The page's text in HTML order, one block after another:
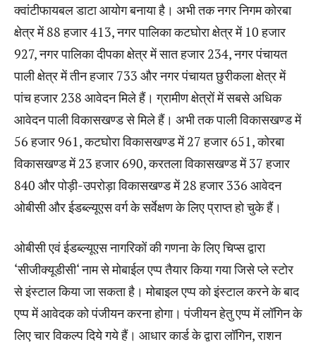
क्वांटीफायबल डाटा आयोग बनाया है। अभी तक नगर निगम कोरबा
क्षेत्र में 88 हजार 413, नगर पालिका कटघोरा क्षेत्र में 10 हजार
927, नगर पालिका दीपका क्षेत्र में सात हजार 234, नगर पंचायत
पाली क्षेत्र में तीन हजार 733 और नगर पंचायत छुरीकला क्षेत्र में
पांच हजार 238 आवेदन मिले हैं। ग्रामीण क्षेत्रों में सबसे अधिक
आवेदन पाली विकासखण्ड से मिले हैं। अभी तक पाली विकासखण्ड में
56 हजार 961, कटघोरा विकासखण्ड में 27 हजार 651, कोरबा
विकासखण्ड में 23 हजार 690, करतला विकासखण्ड में 37 हजार
840 और पोड़ी-उपरोड़ा विकासखण्ड में 28 हजार 336 आवेदन
ओबीसी और ईडब्ल्यूएस वर्ग के सर्वेक्षण के लिए प्राप्त हो चुके हैं।
ओबीसी एवं ईडब्ल्यूएस नागरिकों की गणना के लिए चिप्स द्वारा
‘सीजीक्यूडीसी‘ नाम से मोबाईल एप्प तैयार किया गया जिसे प्ले स्टोर
से इंस्टाल किया जा सकता है। मोबाइल एप्प को इंस्टाल करने के बाद
एप्प में आवेदक को पंजीयन करना होगा। पंजीयन हेतु एप्प में लॉगिन के
लिए चार विकल्प दिये गये हैं। आधार कार्ड के द्वारा लॉगिन, राशन